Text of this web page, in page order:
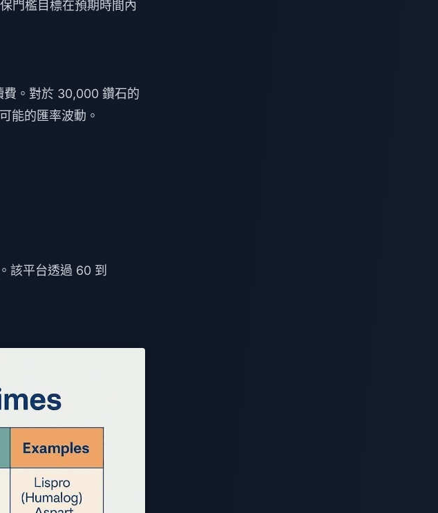
門檻目標在預期時間內
費。對於 30,000 鑽石的
能的匯率波動。
該平台透過 60 到